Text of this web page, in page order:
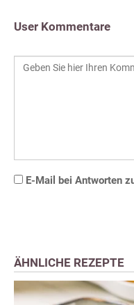
User Kommentare
E-Mail bei Antworten
ÄHNLICHE REZEPTE